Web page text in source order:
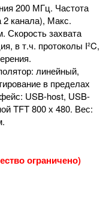
200 МГц. Частота
канала), Макс.
захвата
в т.ч. протоколы I²C,
линейный,
в пределах
USB-host, USB-
TFT 800 х 480. Вес:
ограничено)